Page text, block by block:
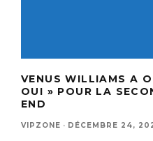
VENUS WILLIAMS A
OUI » POUR LA
END
VIPZONE · DÉCEMBRE 24,